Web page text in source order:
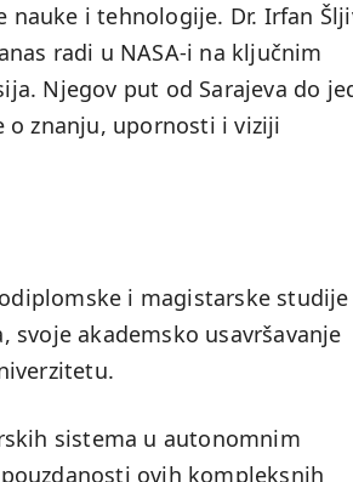
nauke i tehnologije. Dr. Irfan
radi u NASA-i na ključnim
Njegov put od Sarajeva do
znanju, upornosti i viziji
i magistarske studije
svoje akademsko usavršavanje
sistema u autonomnim
ovih kompleksnih